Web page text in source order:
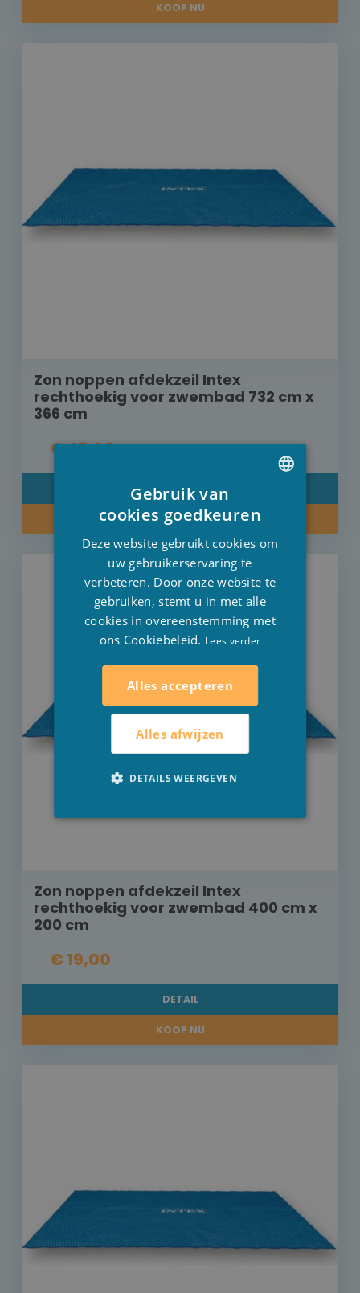
KOOP NU
Zon noppen afdekzeil Intex
rechthoekig voor zwembad 732 cm x
366 cm
€ 47,00
DETAIL
KOOP NU
Zon noppen afdekzeil Intex
rechthoekig voor zwembad 400 cm x
200 cm
€ 19,00
DETAIL
KOOP NU
ENGLISH
Gebruik van
cookies goedkeuren
Deze website gebruikt cookies om
uw gebruikerservaring te
verbeteren. Door onze website te
gebruiken, stemt u in met alle
cookies in overeenstemming met
ons Cookiebeleid. Lees verder
Alles accepteren
Alles afwijzen
DETAILS WEERGEVEN